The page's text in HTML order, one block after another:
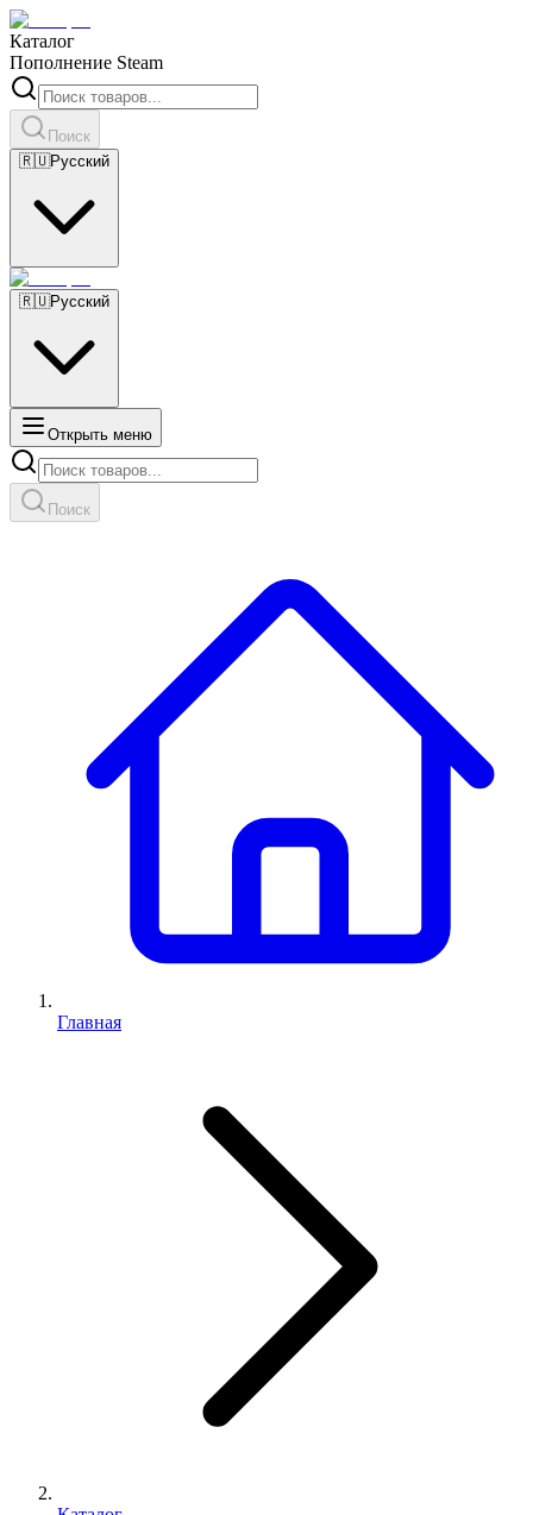
Каталог
Пополнение Steam
Поиск
🇷🇺Русский
🇷🇺Русский
Открыть меню
Поиск
Главная